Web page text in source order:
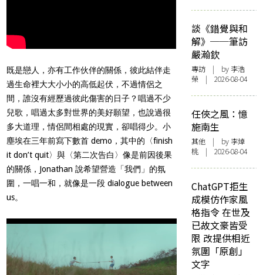
既是戀人，亦有工作伙伴的關係，彼此結伴走
過生命裡大大小小的高低起伏，不過情侶之
間，誰沒有經歷過彼此傷害的日子？唱過不少
兒歌，唱過太多對世界的美好願望，也說過很
多大道理，情侶間相處的現實，卻唱得少。小
塵埃在三年前寫下數首 demo，其中的〈finish
it don’t quit〉與〈第二次告白〉像是前因後果
的關係，Jonathan 說希望營造「我們」的氛
圍，一唱一和，就像是一段 dialogue between
us。
談《錯覺與和
解》──筆訪
嚴瀚欽
專訪 | by 李浩
榮 | 2026-08-04
任俠之風：憶
施南生
其他 | by 李焯
桃 | 2026-08-04
ChatGPT拒生
成模仿作家風
格指令 在世及
已故文豪皆受
限 改提供相近
氛圍「原創」
文字